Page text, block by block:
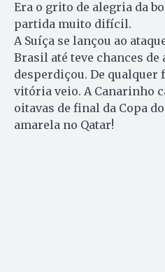
Era o grito de alegria da
partida muito difícil.
A Suíça se lançou ao
Brasil até teve chances
desperdiçou. De qualquer
vitória veio. A Canarinho
oitavas de final da Copa
amarela no Qatar!